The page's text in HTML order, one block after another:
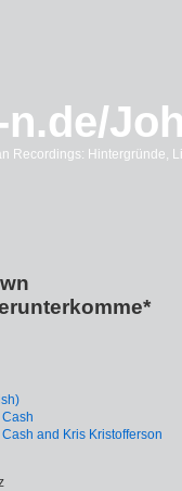
Recordings: Hintergründe,
and Kris Kristofferson